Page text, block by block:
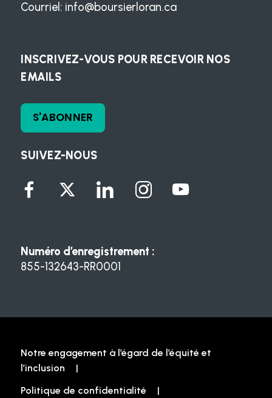
SUIVEZ-NOUS
Courriel: info@boursierloran.ca
INSCRIVEZ-VOUS POUR RECEVOIR NOS
EMAILS
S'ABONNER
Numéro d’enregistrement :
855-132643-RR0001
Notre engagement à l’égard de l’équité et
l’inclusion
Politique de confidentialité